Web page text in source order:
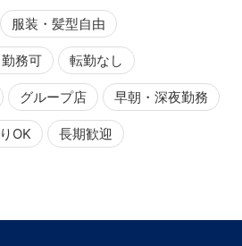
服装・髪型自由
務可 転勤なし
グループ店 早朝・深夜勤務
OK 長期歓迎